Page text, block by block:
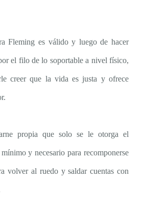
Fleming es válido y luego de hacer
el filo de lo soportable a nivel físico,
creer que la vida es justa y ofrece
propia que solo se le otorga el
y necesario para recomponerse
volver al ruedo y saldar cuentas con